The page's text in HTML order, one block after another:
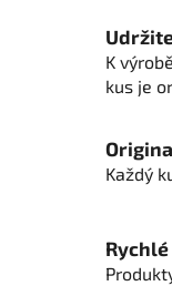
K
kus je
Každý